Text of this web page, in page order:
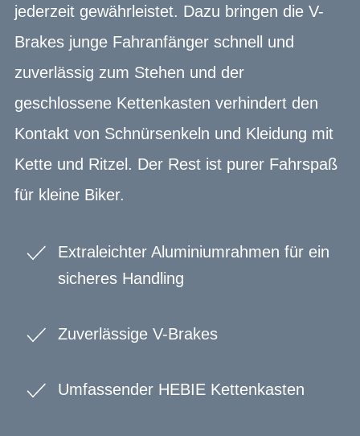
jederzeit gewährleistet. Dazu bringen die V-
Brakes junge Fahranfänger schnell und
zuverlässig zum Stehen und der
geschlossene Kettenkasten verhindert den
Kontakt von Schnürsenkeln und Kleidung mit
Kette und Ritzel. Der Rest ist purer Fahrspaß
für kleine Biker.
Extraleichter Aluminiumrahmen für ein
sicheres Handling
Zuverlässige V-Brakes
Umfassender HEBIE Kettenkasten